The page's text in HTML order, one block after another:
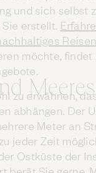
und sich selbst
erstellt.
Reisen
möchte, findet
zu erwähnen,
abhängen. Der
Meter an
jeder Zeit
Ostküste der